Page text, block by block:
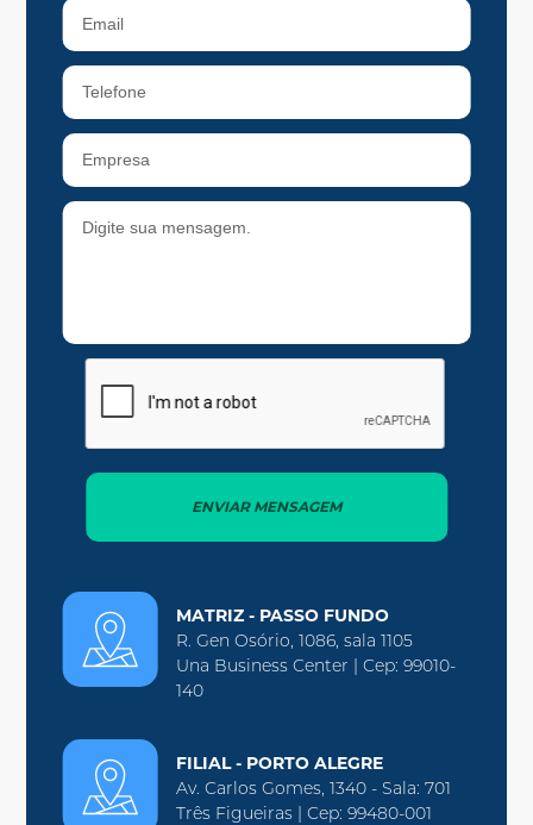
MATRIZ - PASSO FUNDO
R. Gen Osório, 1086, sala 1105
Una Business Center | Cep: 99010-
140
FILIAL - PORTO ALEGRE
Av. Carlos Gomes, 1340 - Sala: 701
Três Figueiras | Cep: 99480-001
ENVIAR MENSAGEM